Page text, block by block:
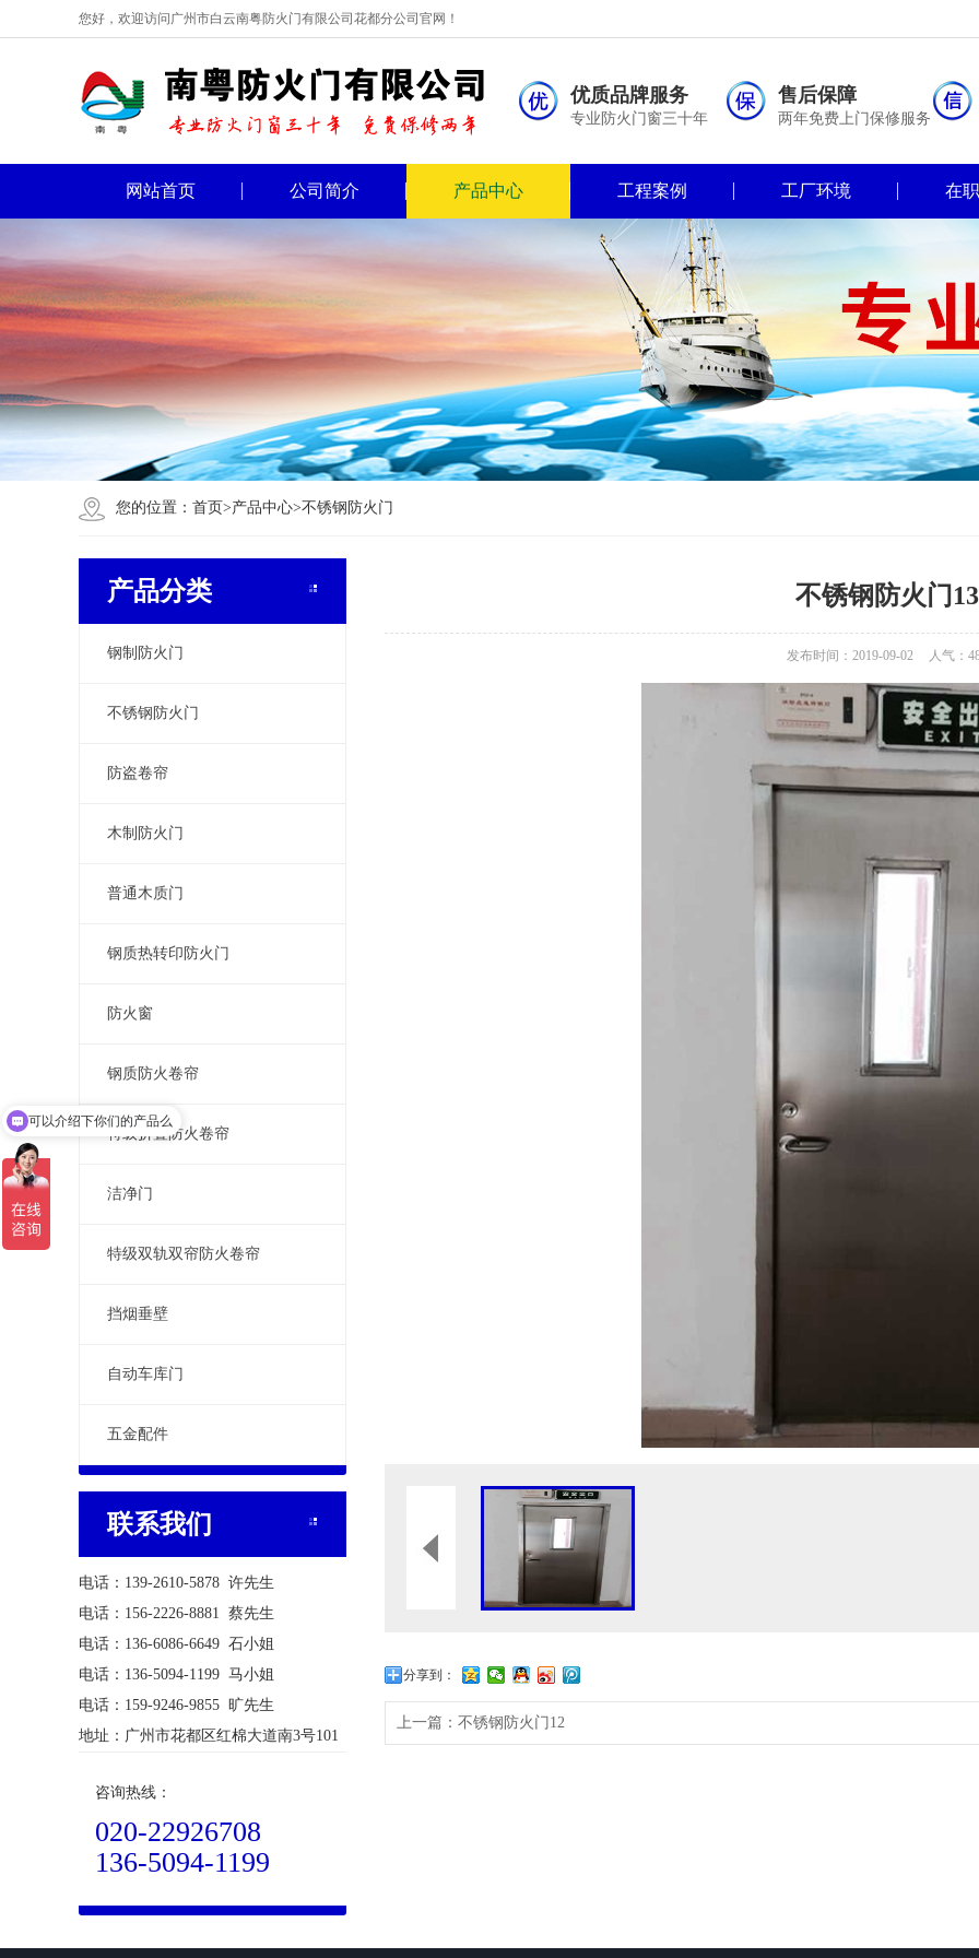
您好，欢迎访问广州市白云南粤防火门有限公司花都分公司官网！
优质品牌服务
专业防火门窗三十年
售后保障
两年免费上门保修服务
网站首页 公司简介 产品中心 工程案例 工厂环境 在
您的位置： 首页>产品中心>不锈钢防火门
产品分类
钢制防火门
不锈钢防火门
防盗卷帘
木制防火门
普通木质门
钢质热转印防火门
防火窗
钢质防火卷帘
特级折叠防火卷帘
洁净门
特级双轨双帘防火卷帘
挡烟垂壁
自动车库门
五金配件
联系我们
电话：139-2610-5878 许先生
电话：156-2226-8881 蔡先生
电话：136-6086-6649 石小姐
电话：136-5094-1199 马小姐
电话：159-9246-9855 旷先生
地址：广州市花都区红棉大道南3号101
咨询热线：
020-22926708
136-5094-1199
不锈钢防火门13
发布时间：2019-09-02 人气：
分享到：
上一篇： 不锈钢防火门12
可以介绍下你们的产品么